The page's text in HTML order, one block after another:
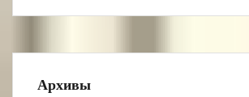
Архивы